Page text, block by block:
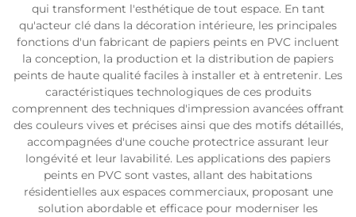
qui transforment l'esthétique de tout espace. En tant
qu'acteur clé dans la décoration intérieure, les principales
fonctions d'un fabricant de papiers peints en PVC incluent
la conception, la production et la distribution de papiers
peints de haute qualité faciles à installer et à entretenir. Les
caractéristiques technologiques de ces produits
comprennent des techniques d'impression avancées offrant
des couleurs vives et précises ainsi que des motifs détaillés,
accompagnées d'une couche protectrice assurant leur
longévité et leur lavabilité. Les applications des papiers
peints en PVC sont vastes, allant des habitations
résidentielles aux espaces commerciaux, proposant une
solution abordable et efficace pour moderniser les